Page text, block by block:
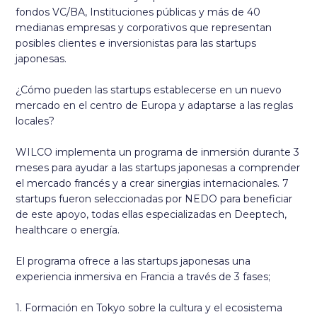
fondos VC/BA, Instituciones públicas y más de 40
medianas empresas y corporativos que representan
posibles clientes e inversionistas para las startups
japonesas.
¿Cómo pueden las startups establecerse en un nuevo
mercado en el centro de Europa y adaptarse a las reglas
locales?
WILCO implementa un programa de inmersión durante 3
meses para ayudar a las startups japonesas a comprender
el mercado francés y a crear sinergias internacionales. 7
startups fueron seleccionadas por NEDO para beneficiar
de este apoyo, todas ellas especializadas en Deeptech,
healthcare o energía.
El programa ofrece a las startups japonesas una
experiencia inmersiva en Francia a través de 3 fases;
1. Formación en Tokyo sobre la cultura y el ecosistema